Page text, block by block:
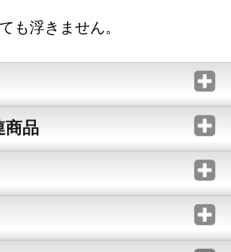
も浮きません。
商品